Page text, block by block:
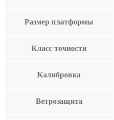
Размер платформы
Класс точности
Калибровка
Ветрозащита